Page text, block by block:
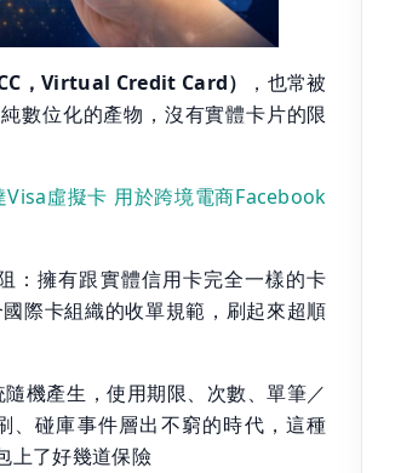
，Virtual Credit Card）
，也常被
數位化的產物，沒有實體卡片的限
虛擬卡 用於跨境電商Facebook
：擁有跟實體信用卡完全一樣的卡
際卡組織的收單規範，刷起來超順
機產生，使用期限、次數、單筆／
、碰庫事件層出不窮的時代，這種
上了好幾道保險